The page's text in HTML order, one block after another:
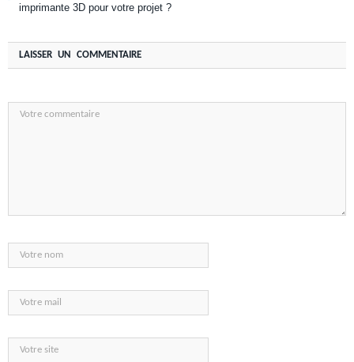
imprimante 3D pour votre projet ?
LAISSER UN COMMENTAIRE